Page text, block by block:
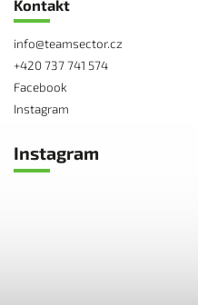
Kontakt
info@teamsector.cz
+420 737 741 574
Facebook
Instagram
Instagram